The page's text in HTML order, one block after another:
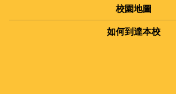
校園地圖
如何到達本校